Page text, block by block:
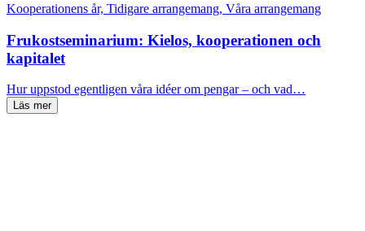
Kooperationens år, Tidigare arrangemang, Våra arrangemang
Frukostseminarium: Kielos, kooperationen och
kapitalet
Hur uppstod egentligen våra idéer om pengar – och vad…
Läs mer